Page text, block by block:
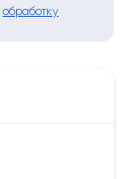
обработку